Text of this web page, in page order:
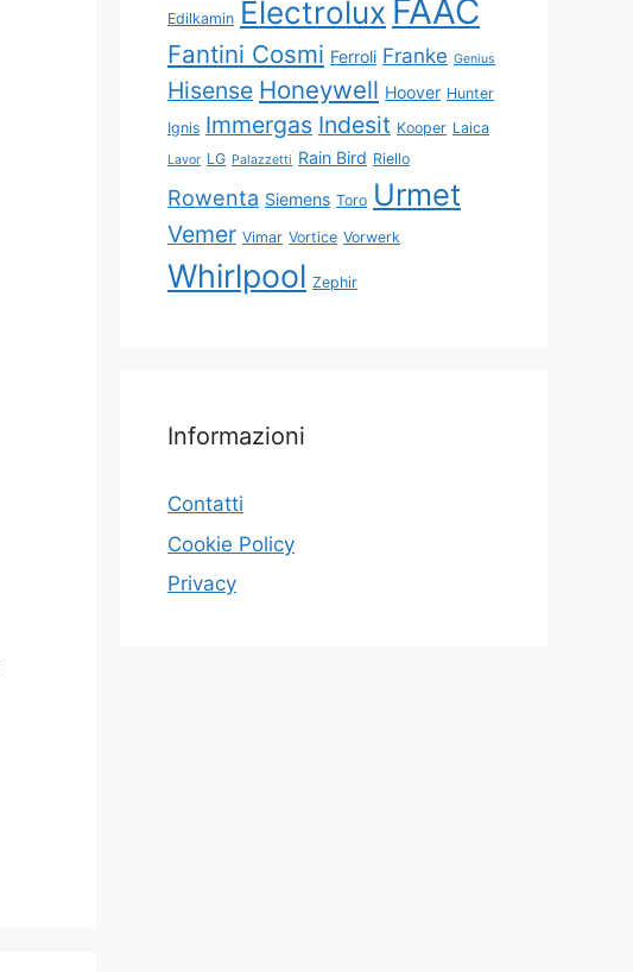
Edilkamin Electrolux FAAC
Fantini Cosmi Ferroli Franke Genius
Hisense Honeywell Hoover Hunter
Ignis Immergas Indesit Kooper Laica
Lavor LG Palazzetti Rain Bird Riello
Rowenta Siemens Toro Urmet
Vemer Vimar Vortice Vorwerk
Whirlpool Zephir
Informazioni
Contatti
Cookie Policy
Privacy